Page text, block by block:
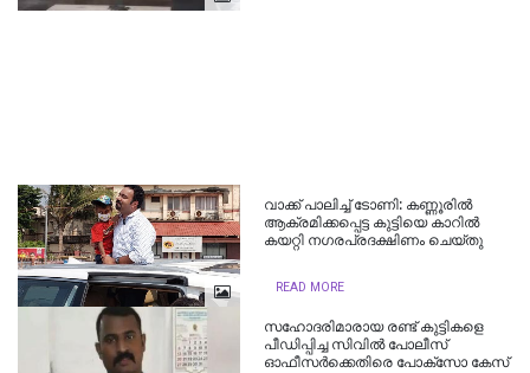
വാക്ക് പാലിച്ച് ടോണി: കണ്ണൂരിൽ
ആക്രമിക്കപ്പെട്ട കുട്ടിയെ കാറിൽ
കയറ്റി നഗരപ്രദക്ഷിണം ചെയ്തു
READ MORE
സഹോദരിമാരായ രണ്ട് കുട്ടികളെ
പീഡിപ്പിച്ച സിവിൽ പോലീസ്
ഓഫീസർക്കെതിരെ പോക്സോ കേസ്